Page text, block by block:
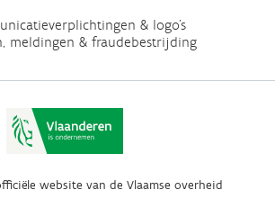
& logo's
meldingen & fraudebestrijding
website van de Vlaamse overheid